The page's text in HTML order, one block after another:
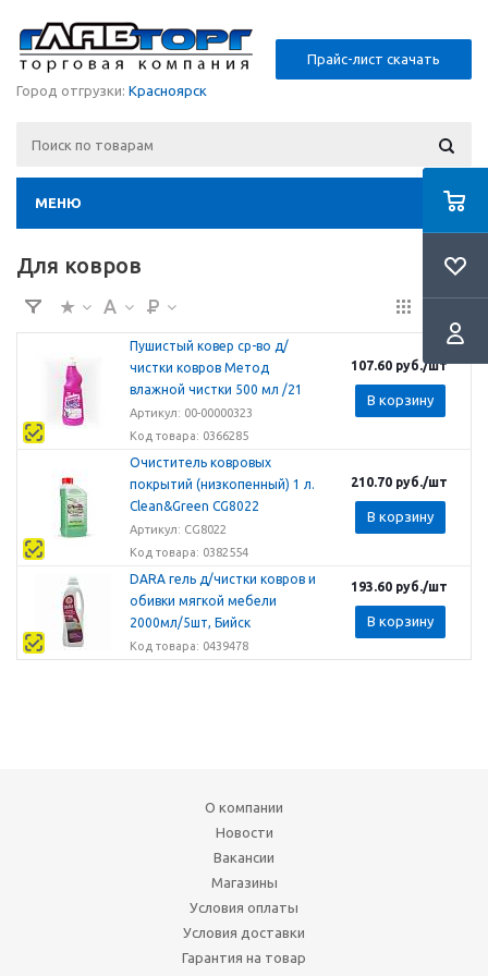
Прайс-лист скачать
Город отгрузки: Красноярск
МЕНЮ
Для ковров
Пушистый ковер ср-во д/
чистки ковров Метод
влажной чистки 500 мл /21
Артикул: 00-00000323
Код товара: 0366285
107.60руб./шт
В корзину
Очиститель ковровых
покрытий (низкопенный) 1 л.
Clean&Green CG8022
Артикул: CG8022
Код товара: 0382554
210.70руб./шт
В корзину
DARA гель д/чистки ковров и
обивки мягкой мебели
2000мл/5шт, Бийск
Код товара: 0439478
193.60руб./шт
В корзину
О компании
Новости
Вакансии
Магазины
Условия оплаты
Условия доставки
Гарантия на товар